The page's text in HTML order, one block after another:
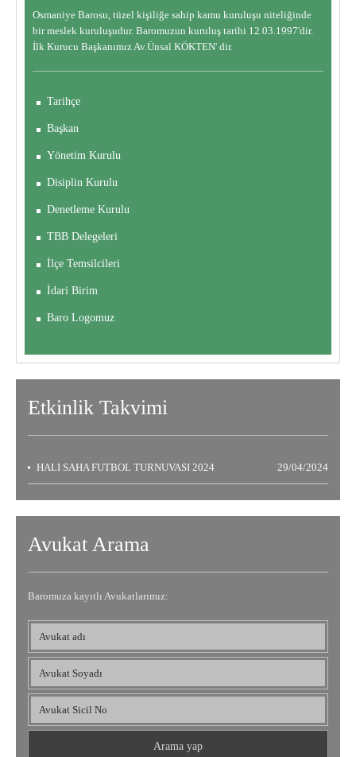
Osmaniye Barosu, tüzel kişiliğe sahip kamu kuruluşu niteliğinde
bir meslek kuruluşudur. Baromuzun kuruluş tarihi 12.03.1997'dir.
İlk Kurucu Başkanımız Av.Ünsal KÖKTEN' dir.
Tarihçe
Başkan
Yönetim Kurulu
Disiplin Kurulu
Denetleme Kurulu
TBB Delegeleri
İlçe Temsilcileri
İdari Birim
Baro Logomuz
Etkinlik Takvimi
29/04/2024
HALI SAHA FUTBOL TURNUVASI 2024
Avukat Arama
Baromuza kayıtlı Avukatlarımız: